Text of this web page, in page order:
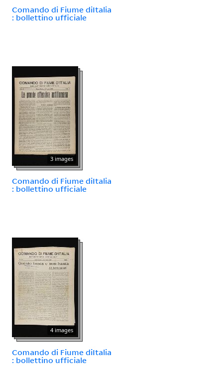
Comando di Fiume diItalia
: bollettino ufficiale
3 images
Comando di Fiume diItalia
: bollettino ufficiale
4 images
Comando di Fiume diItalia
: bollettino ufficiale